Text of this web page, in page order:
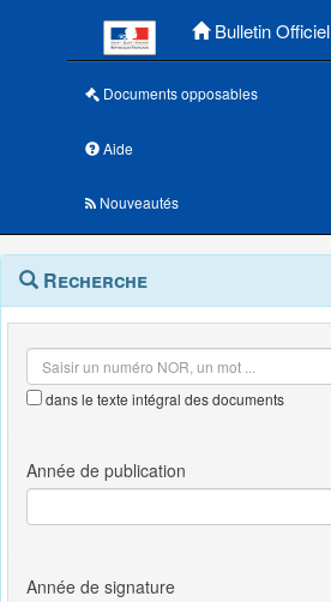
Bulletin Officiel
Documents opposables
Aide
Nouveautés
Navigation
outils
Menu
contextuel
Recherche
dans le texte intégral des documents